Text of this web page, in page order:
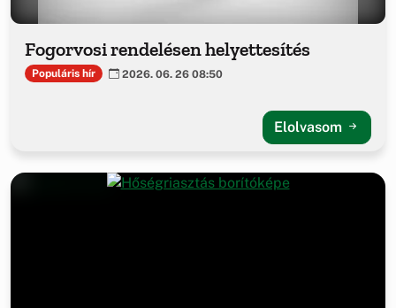
Fogorvosi rendelésen helyettesítés
Populáris hír 2026. 06. 26 08:50
Elolvasom